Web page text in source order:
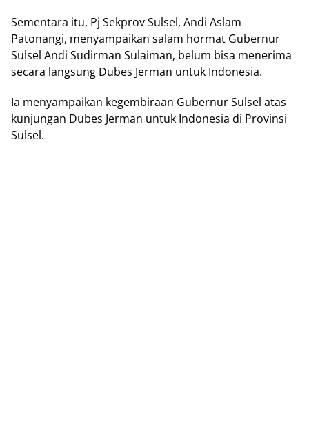
Sementara itu, Pj Sekprov Sulsel, Andi Aslam
Patonangi, menyampaikan salam hormat Gubernur
Sulsel Andi Sudirman Sulaiman, belum bisa menerima
secara langsung Dubes Jerman untuk Indonesia.
Ia menyampaikan kegembiraan Gubernur Sulsel atas
kunjungan Dubes Jerman untuk Indonesia di Provinsi
Sulsel.